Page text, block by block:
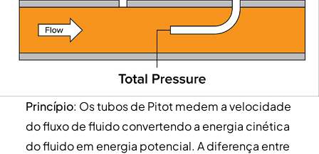
Princípio: Os tubos de Pitot medem a velocidade
do fluxo de fluido convertendo a energia cinética
do fluido em energia potencial. A diferença entre